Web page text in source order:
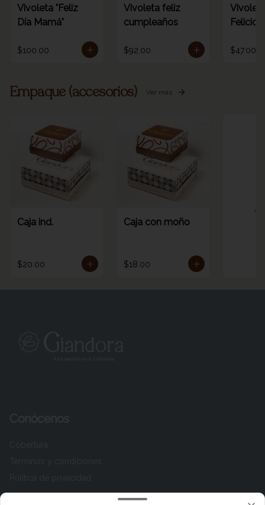
Vivoleta "Feliz
Día Mamá"
$100.00
Vivoleta feliz
cumpleaños
$92.00 $47.00
Empaque (accesorios) Ver más
Caja ind.
$20.00
Caja con moño
$18.00